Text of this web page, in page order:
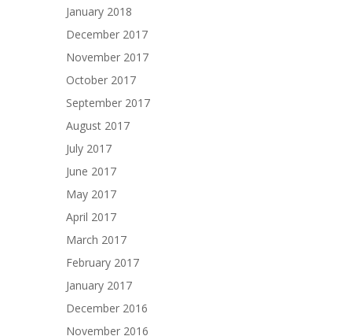
January 2018
December 2017
November 2017
October 2017
September 2017
August 2017
July 2017
June 2017
May 2017
April 2017
March 2017
February 2017
January 2017
December 2016
November 2016